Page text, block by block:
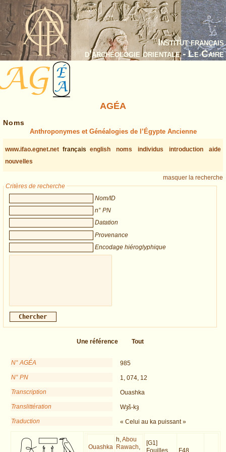
Institut français
d’archéologie orientale - Le Caire
AGÉA
Noms
Anthroponymes et Généalogies de l’Égypte Ancienne
www.ifao.egnet.net français english noms individus introduction
aide
nouvelles
masquer la recherche
Critères de recherche
Nom/ID
n° PN
Datation
Provenance
Encodage hiéroglyphique
Une référence Tout
N° AGÉA
985
N° PN
1, 074, 12
Transcription
Ouashka
Translittération
Wȝš-kȝ
Traduction
« Celui au ka puissant »
Ouashka
h,Abou
Rawach,
[G1]
Fouilles
F48.